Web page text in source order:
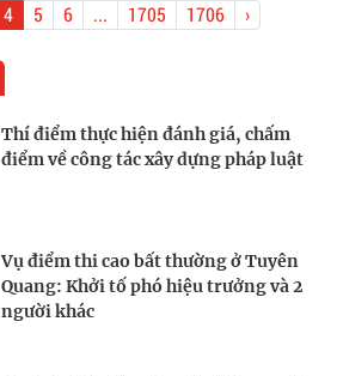
4 5 6 ... 1705 1706 ›
Thí điểm thực hiện đánh giá, chấm
điểm về công tác xây dựng pháp luật
Vụ điểm thi cao bất thường ở Tuyên
Quang: Khởi tố phó hiệu trưởng và 2
người khác